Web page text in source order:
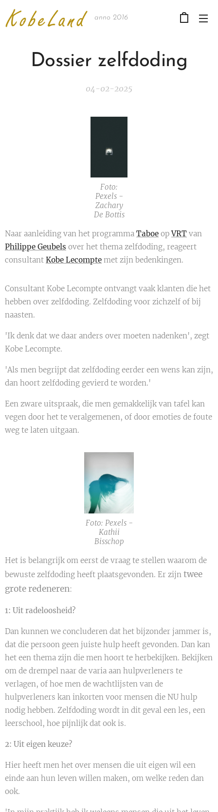
anno 2016
Dossier zelfdoding
04-02-2025
Foto:
Pexels -
Zachary
De Bottis
Naar aanleiding van het programma Taboe opVRT van
Philippe Geubels over het thema zelfdoding, reageert
consultant Kobe Lecompte met zijn bedenkingen.
Consultant Kobe Lecompte ontvangt vaak klanten die het
hebben over zelfdoding. Zelfdoding voor zichzelf of bij
naasten.
'Ik denk dat we daar anders over moeten nadenken', zegt
Kobe Lecompte.
'Als men begrijpt dat zelfdoding eerder een wens kan zijn,
dan hoort zelfdoding gevierd te worden.'
Een zware uitspraak, die men gemakkelijk van tafel kan
vegen door het te veralgemenen, of door emoties de foute
weg te laten uitgaan.
Foto: Pexels -
Kathii
Bisschop
Het is belangrijk om eerst de vraag te stellen waarom de
bewuste zelfdoding heeft plaatsgevonden. Er zijn twee
grote redeneren:
1: Uit radeloosheid?
Dan kunnen we concluderen dat het bijzonder jammer is,
dat die persoon geen juiste hulp heeft gevonden. Dan kan
het een thema zijn die men hoort te herbekijken. Bekijken
om de drempel naar de varia aan hulpverleners te
verlagen, of hoe men de wachtlijsten van de
hulpverleners kan inkorten voor mensen die NU hulp
nodig hebben. Zelfdoding wordt in dit geval een les, een
leerschool, hoe pijnlijk dat ook is.
2: Uit eigen keuze?
Hier heeft men het over mensen die uit eigen wil een
einde aan hun leven willen maken, om welke reden dan
ook.